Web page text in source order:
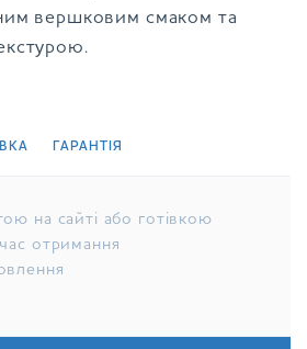
вершковим смаком та
ГАРАНТІЯ
на сайті або готівкою
отримання